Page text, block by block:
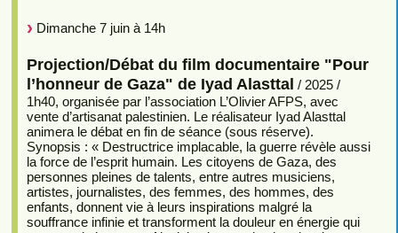
Dimanche 7 juin à 14h
Projection/Débat du film documentaire "Pour
l’honneur de Gaza" de Iyad Alasttal / 2025 /
1h40, organisée par l’association L’Olivier AFPS, avec
vente d’artisanat palestinien. Le réalisateur Iyad Alasttal
animera le débat en fin de séance (sous réserve).
Synopsis : « Destructrice implacable, la guerre révèle aussi
la force de l’esprit humain. Les citoyens de Gaza, des
personnes pleines de talents, entre autres musiciens,
artistes, journalistes, des femmes, des hommes, des
enfants, donnent vie à leurs inspirations malgré la
souffrance infinie et transforment la douleur en énergie qui